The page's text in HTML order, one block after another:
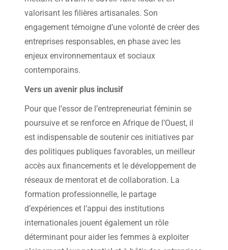
valorisant les filières artisanales. Son
engagement témoigne d’une volonté de créer des
entreprises responsables, en phase avec les
enjeux environnementaux et sociaux
contemporains.
Vers un avenir plus inclusif
Pour que l’essor de l’entrepreneuriat féminin se
poursuive et se renforce en Afrique de l’Ouest, il
est indispensable de soutenir ces initiatives par
des politiques publiques favorables, un meilleur
accès aux financements et le développement de
réseaux de mentorat et de collaboration. La
formation professionnelle, le partage
d’expériences et l’appui des institutions
internationales jouent également un rôle
déterminant pour aider les femmes à exploiter